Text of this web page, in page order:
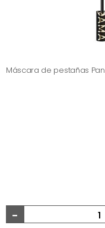
Máscara de pestañas
-